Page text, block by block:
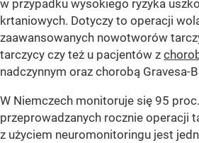
w przypadku wysokiego ryzyka
krtaniowych. Dotyczy to operacji
zaawansowanych nowotworów
tarczycy czy też u pacjentów z
nadczynnym oraz chorobą Gravesa-
W Niemczech monitoruje się 95
przeprowadzanych rocznie operacji
z użyciem neuromonitoringu jest